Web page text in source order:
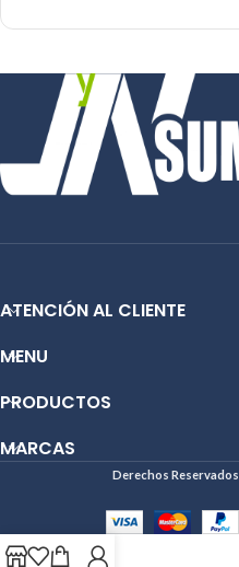
Producto: Original
Email:ventas@jynsuministros.com
📱 WhatsApp:
51991864930
ATENCIÓN AL CLIENTE
MENU
PRODUCTOS
MARCAS
Derechos Reservados